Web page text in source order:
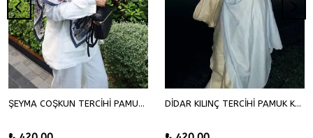
ŞEYMA COŞKUN TERCİHİ PAMUK KRAŞ ŞAL DİDAR KILINÇ TERCİHİ PAMUK KRAŞ ŞAL